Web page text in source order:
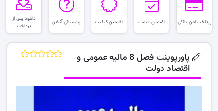
پرداخت امن بانکی تضمین قیمت تضمین کیفیت پشتیبانی آنلاین
دانلود پس از
پرداخت
پاورپوینت فصل 8 مالیه عمومی و
اقتصاد دولت